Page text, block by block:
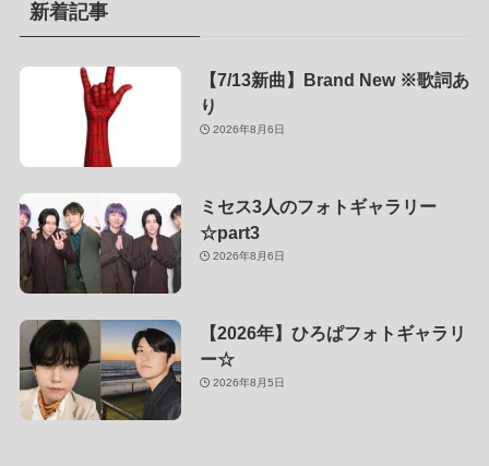
新着記事
【7/13新曲】Brand New ※歌詞あ
り
2026年8月6日
ミセス3人のフォトギャラリー
☆part3
2026年8月6日
【2026年】ひろぱフォトギャラリ
ー☆
2026年8月5日